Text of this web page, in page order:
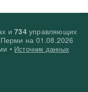
и734управляющих
на 01.08.2026
• Источник данных